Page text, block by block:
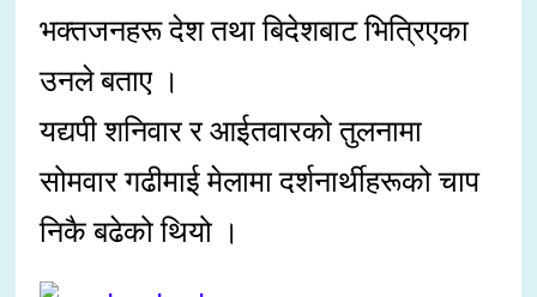
भक्तजनहरू देश तथा बिदेशबाट भित्रिएका
उनले बताए ।
यद्यपी शनिवार र आईतवारको तुलनामा
सोमवार गढीमाई मेलामा दर्शनार्थीहरूको चाप
निकै बढेको थियो ।